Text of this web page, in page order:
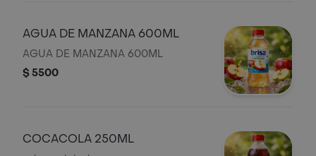
AGUA DE MANZANA 600ML
AGUA DE MANZANA 600ML
$ 5500
COCACOLA 250ML